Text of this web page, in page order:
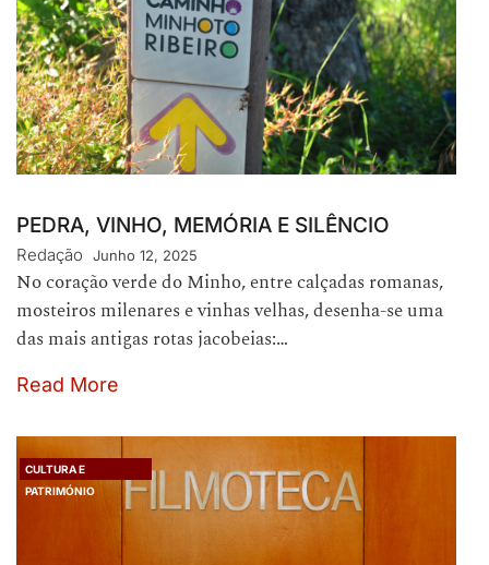
PEDRA, VINHO, MEMÓRIA E SILÊNCIO
Redação Junho 12, 2025
No coração verde do Minho, entre calçadas romanas,
mosteiros milenares e vinhas velhas, desenha-se uma
das mais antigas rotas jacobeias:…
Read More
CULTURA E
PATRIMÓNIO